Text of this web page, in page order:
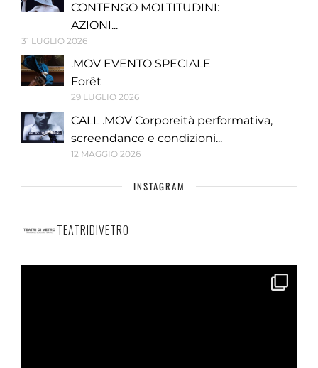
CONTENGO MOLTITUDINI:
AZIONI...
31 LUGLIO 2026
.MOV EVENTO SPECIALE
Forêt
29 LUGLIO 2026
CALL .MOV Corporeità performativa,
screendance e condizioni...
12 MAGGIO 2026
INSTAGRAM
TEATRIDIVETRO